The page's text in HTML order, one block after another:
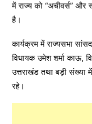
में राज्य को “अचीवर्स” और
है।
कार्यक्रम में राज्यसभा
विधायक उमेश शर्मा काऊ,
उत्तराखंड तथा बड़ी संख्या
रहे।